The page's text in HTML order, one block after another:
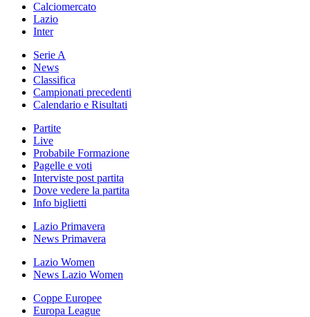
Calciomercato
Lazio
Inter
Serie A
News
Classifica
Campionati precedenti
Calendario e Risultati
Partite
Live
Probabile Formazione
Pagelle e voti
Interviste post partita
Dove vedere la partita
Info biglietti
Lazio Primavera
News Primavera
Lazio Women
News Lazio Women
Coppe Europee
Europa League